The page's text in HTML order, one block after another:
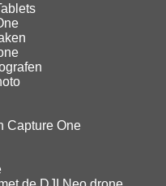
Capture One